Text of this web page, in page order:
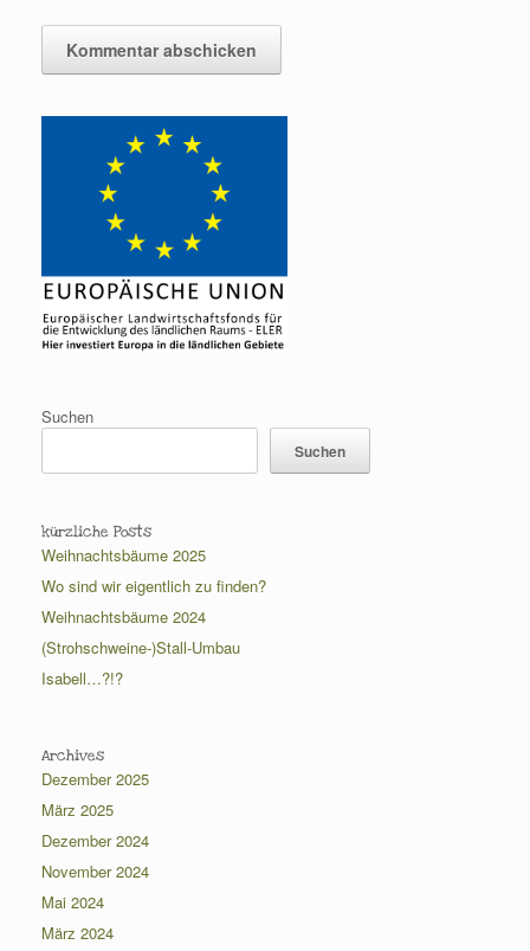
Suchen
Suchen
kürzliche Posts
Weihnachtsbäume 2025
Wo sind wir eigentlich zu finden?
Weihnachtsbäume 2024
(Strohschweine-)Stall-Umbau
Isabell…?!?
Archives
Dezember 2025
März 2025
Dezember 2024
November 2024
Mai 2024
März 2024